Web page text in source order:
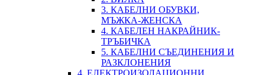
3. КАБЕЛНИ ОБУВКИ,
МЪЖКА-ЖЕНСКА
4. КАБЕЛЕН НАКРАЙНИК-
ТРЪБИЧКА
5. КАБЕЛНИ СЪЕДИНЕНИЯ И
РАЗКЛОНЕНИЯ
4. ЕЛЕКТРОИЗОЛАЦИОННИ